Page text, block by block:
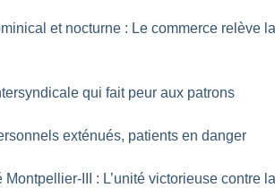
et nocturne : Le commerce relève
qui fait peur aux patrons
exténués, patients en danger
Montpellier-III : L’unité victorieuse contre